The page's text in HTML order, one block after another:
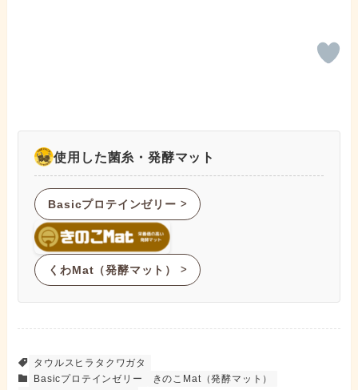
使用した菌糸・発酵マット
Basicプロテインゼリー ᐳ
くわMat（発酵マット） ᐳ
タウルスヒラタクワガタ
Basicプロテインゼリー
きのこMat（発酵マット）